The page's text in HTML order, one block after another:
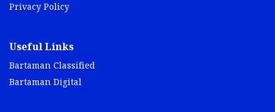
Privacy Policy
Useful Links
Bartaman Classified
Bartaman Digital